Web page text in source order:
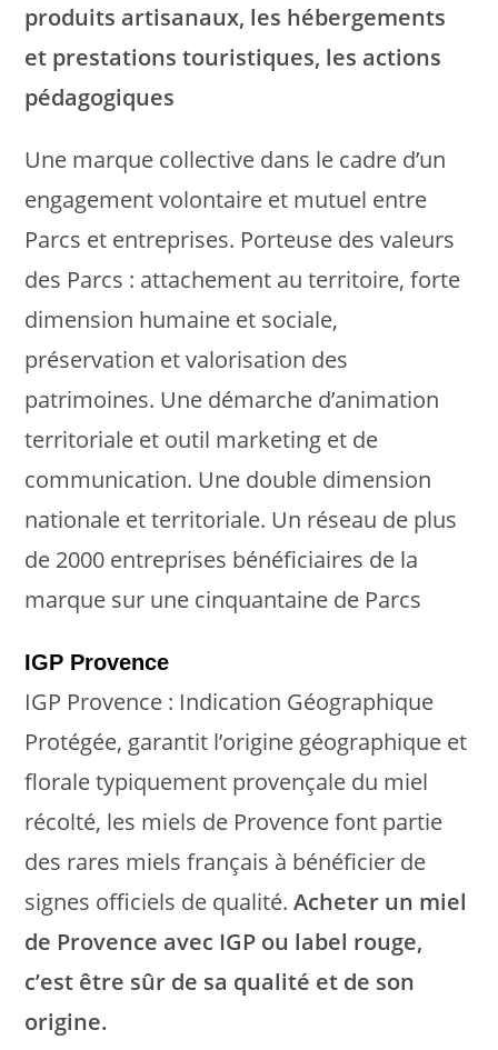
produits artisanaux, les hébergements
et prestations touristiques, les actions
pédagogiques
Une marque collective dans le cadre d’un
engagement volontaire et mutuel entre
Parcs et entreprises. Porteuse des valeurs
des Parcs : attachement au territoire, forte
dimension humaine et sociale,
préservation et valorisation des
patrimoines. Une démarche d’animation
territoriale et outil marketing et de
communication. Une double dimension
nationale et territoriale. Un réseau de plus
de 2000 entreprises bénéficiaires de la
marque sur une cinquantaine de Parcs
IGP Provence
IGP Provence : Indication Géographique
Protégée, garantit l’origine géographique et
florale typiquement provençale du miel
récolté, les miels de Provence font partie
des rares miels français à bénéficier de
signes officiels de qualité.Acheter un miel
de Provence avec IGP ou label rouge,
c’est être sûr de sa qualité et de son
origine.